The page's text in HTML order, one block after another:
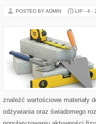
POSTED BY ADMIN LIP - 4 -
znaleźć wartościowe materiały
odżywiania oraz świadomego